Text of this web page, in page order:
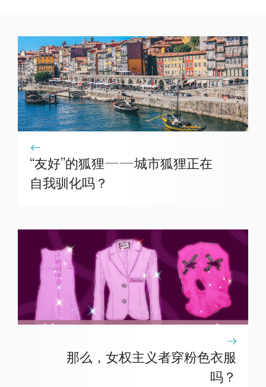
“友好”的狐狸——城市狐狸正在
自我驯化吗？
那么，女权主义者穿粉色衣服
吗？